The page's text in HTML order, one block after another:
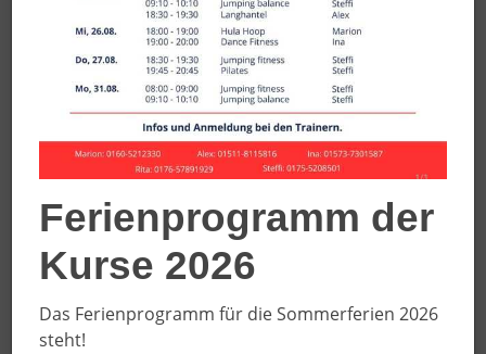
Ferienprogramm der
Kurse 2026
Das Ferienprogramm für die Sommerferien 2026
steht!